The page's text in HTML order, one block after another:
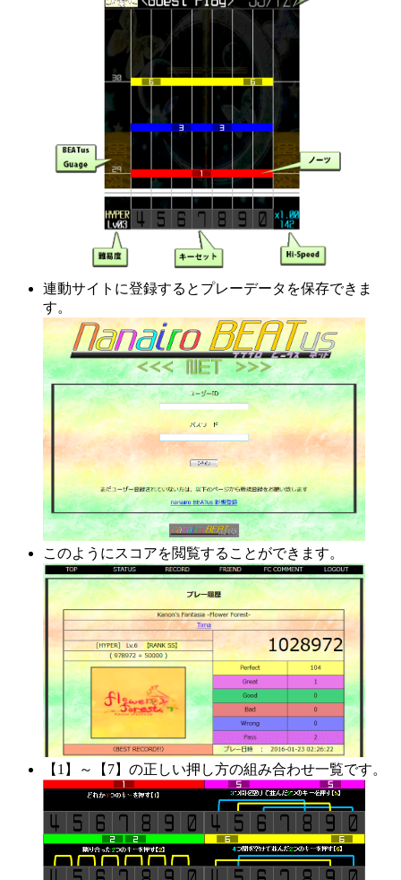
連動サイトに登録するとプレーデータを保存できま
す。
このようにスコアを閲覧することができます。
【1】～【7】の正しい押し方の組み合わせ一覧です。